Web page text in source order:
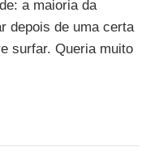
a maioria da
depois de uma certa
surfar. Queria muito